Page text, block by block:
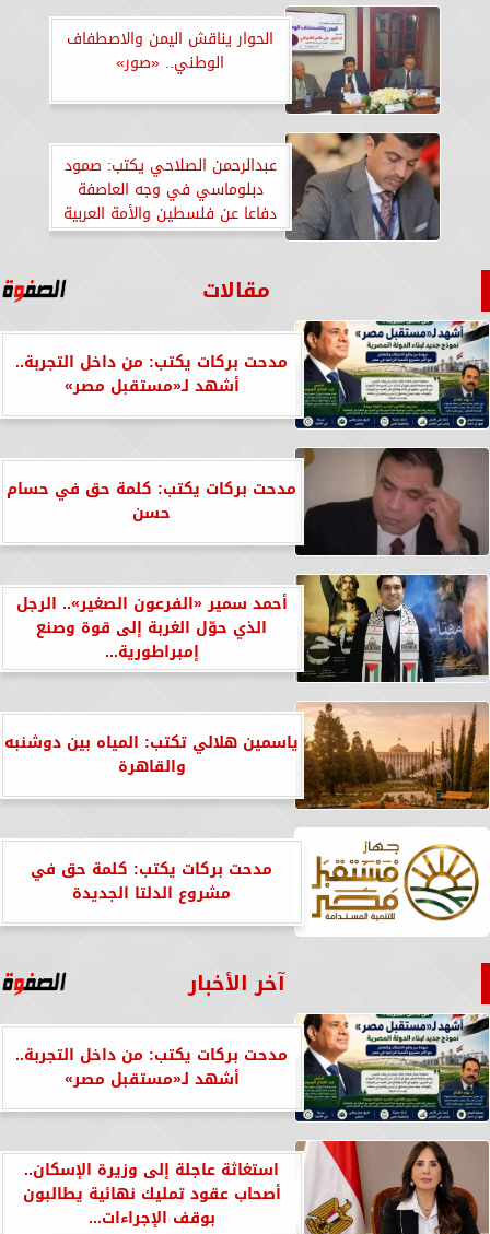
الحوار يناقش اليمن والاصطفاف
الوطني.. «صور»
عبدالرحمن الصلاحي يكتب: صمود
دبلوماسي في وجه العاصفة
دفاعا عن فلسطين والأمة العربية
مقالات
مدحت بركات يكتب: من داخل التجربة..
أشهد لـ«مستقبل مصر»
مدحت بركات يكتب: كلمة حق في حسام
حسن
أحمد سمير «الفرعون الصغير».. الرجل
الذي حوّل الغربة إلى قوة وصنع
إمبراطورية...
ياسمين هلالي تكتب: المياه بين دوشنبه
والقاهرة
مدحت بركات يكتب: كلمة حق في
مشروع الدلتا الجديدة
آخر الأخبار
مدحت بركات يكتب: من داخل التجربة..
أشهد لـ«مستقبل مصر»
استغاثة عاجلة إلى وزيرة الإسكان..
أصحاب عقود تمليك نهائية يطالبون
بوقف الإجراءات...